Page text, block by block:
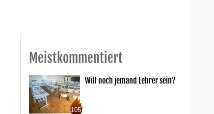
Meistkommentiert
105
Will noch jemand Lehrer sein?